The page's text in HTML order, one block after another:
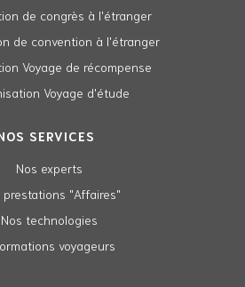
de congrès à l'étranger
de convention à l'étranger
Voyage de récompense
Voyage d'étude
SERVICES
Nos experts
prestations "Affaires"
Nos technologies
voyageurs